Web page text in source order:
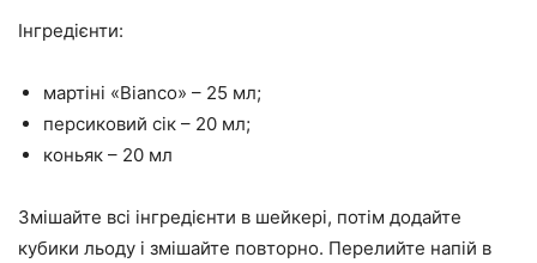
Інгредієнти:
мартіні «Bianco» – 25 мл;
персиковий сік – 20 мл;
коньяк – 20 мл
Змішайте всі інгредієнти в шейкері, потім додайте
кубики льоду і змішайте повторно. Перелийте напій в